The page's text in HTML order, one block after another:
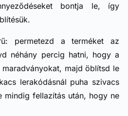
bontja le, így
permetezd a terméket az
néhány percig hatni, hogy a
majd öblítsd le
lerakódásnál puha szivacs
mindig fellazítás után, hogy ne